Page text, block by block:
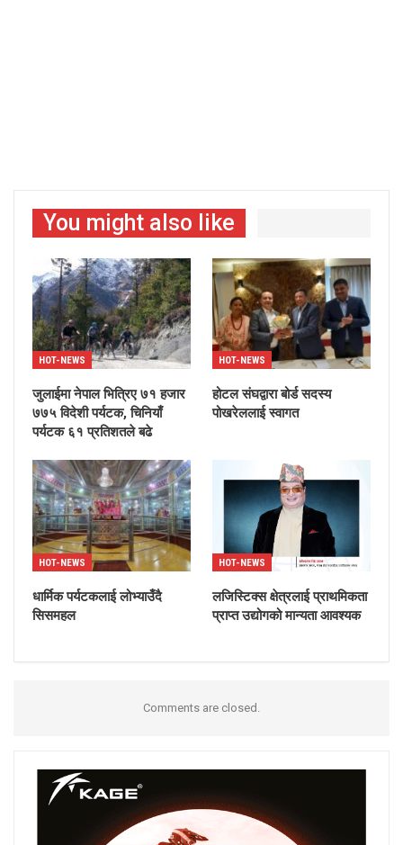
You might also like
HOT-NEWS
जुलाईमा नेपाल भित्रिए ७१ हजार
७७५ विदेशी पर्यटक, चिनियाँ
पर्यटक ६१ प्रतिशतले बढे
HOT-NEWS
होटल संघद्वारा बोर्ड सदस्य
पोखरेललाई स्वागत
HOT-NEWS
धार्मिक पर्यटकलाई लोभ्याउँदै
सिसमहल
HOT-NEWS
लजिस्टिक्स क्षेत्रलाई प्राथमिकता
प्राप्त उद्योगको मान्यता आवश्यक
Comments are closed.